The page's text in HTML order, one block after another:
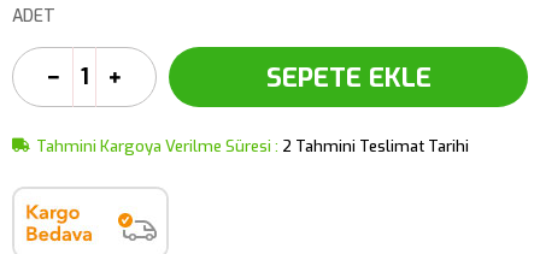
ADET
Tahmini Kargoya Verilme Süresi : 2 Tahmini Teslimat Tarihi